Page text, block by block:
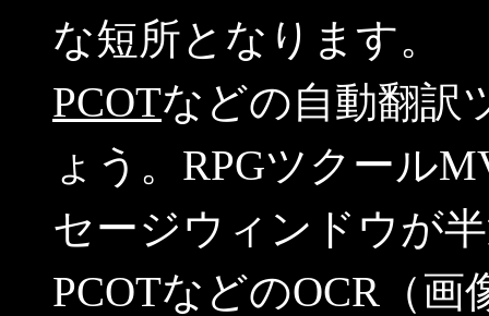
な短所となります。
PCOTなどの自動翻訳
ょう。RPGツクール
セージウィンドウが
PCOTなどのOCR（